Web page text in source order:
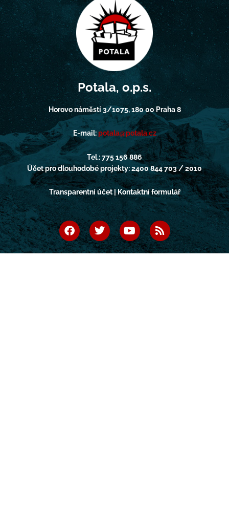
Potala, o.p.s.
Horovo náměstí 3/1075, 180 00 Praha 8
E-mail:potala@potala.cz
Tel.: 775 156 886
Účet pro dlouhodobé projekty: 2400 844 703 / 2010
Transparentní účet | Kontaktní formulář
F
a
c
e
T
w
i
t
Y
o
u
t
R
s
s